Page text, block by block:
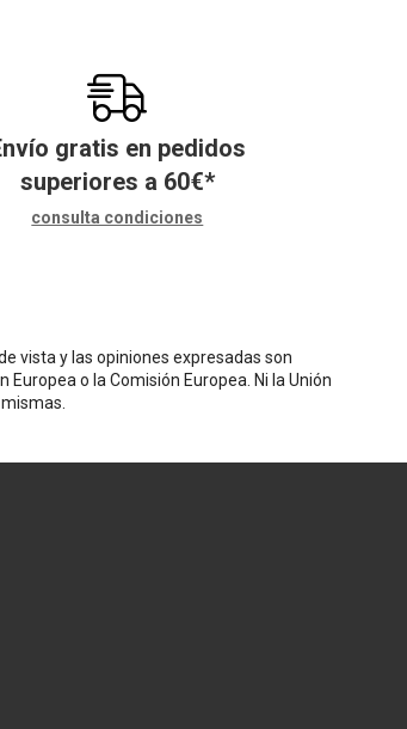
gratis en pedidos
superiores a 60€*
consulta condiciones
vista y las opiniones expresadas son
o la Comisión Europea. Ni la Unión